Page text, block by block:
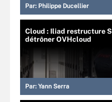
Par: Philippe Ducellier
Cloud : Iliad restructure
détrôner OVHcloud
Par: Yann Serra